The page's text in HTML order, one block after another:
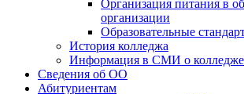
Организация питания в
организации
Образовательные
История колледжа
Информация в СМИ о колледже
Сведения об ОО
Абитуриентам